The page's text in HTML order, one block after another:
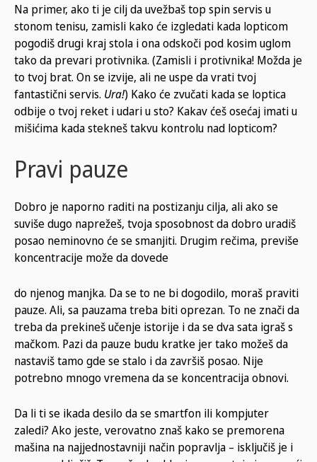
Na primer, ako ti je cilj da uvežbaš top spin servis u
stonom tenisu, zamisli kako će izgledati kada lopticom
pogodiš drugi kraj stola i ona odskoči pod kosim uglom
tako da prevari protivnika. (Zamisli i protivnika! Možda je
to tvoj brat. On se izvije, ali ne uspe da vrati tvoj
fantastični servis. Ura!) Kako će zvučati kada se loptica
odbije o tvoj reket i udari u sto? Kakav ćeš osećaj imati u
mišićima kada stekneš takvu kontrolu nad lopticom?
Pravi pauze
Dobro je naporno raditi na postizanju cilja, ali ako se
suviše dugo naprežeš, tvoja sposobnost da dobro uradiš
posao neminovno će se smanjiti. Drugim rečima, previše
koncentracije može da dovede
do njenog manjka. Da se to ne bi dogodilo, moraš praviti
pauze. Ali, sa pauzama treba biti oprezan. To ne znači da
treba da prekineš učenje istorije i da se dva sata igraš s
mačkom. Pazi da pauze budu kratke jer tako možeš da
nastaviš tamo gde se stalo i da završiš posao. Nije
potrebno mnogo vremena da se koncentracija obnovi.
Da li ti se ikada desilo da se smartfon ili kompjuter
zaledi? Ako jeste, verovatno znaš kako se premorena
mašina na najjednostavniji način popravlja – isključiš je i